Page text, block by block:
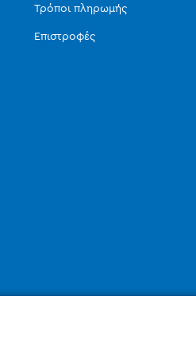
Τρόποι πληρωμής
Επιστροφές